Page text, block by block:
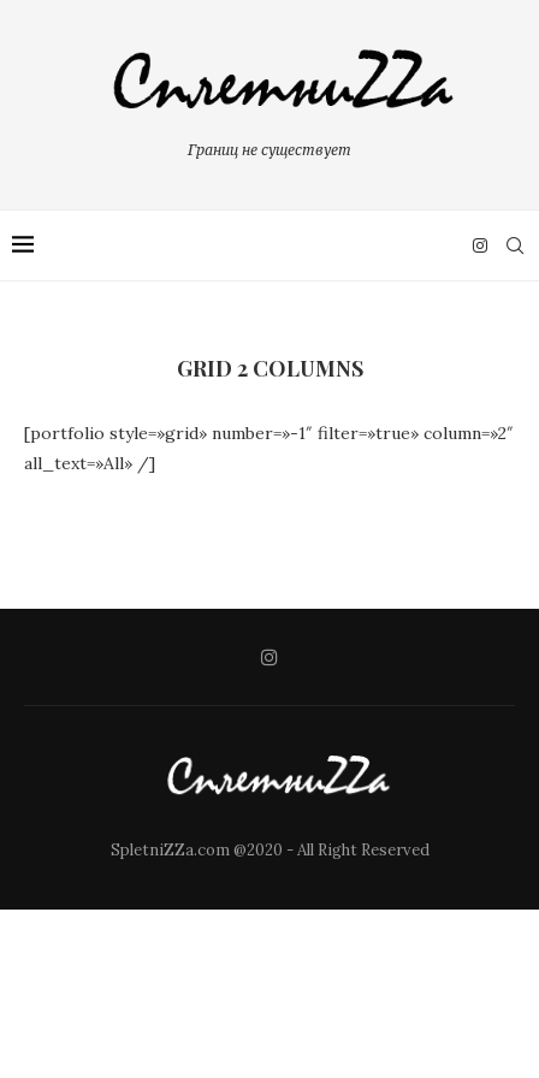
Границ не существует
GRID 2 COLUMNS
[portfolio style=»grid» number=»-1″ filter=»true» column=»2″
all_text=»All» /]
SpletniZZa.com @2020 - All Right Reserved